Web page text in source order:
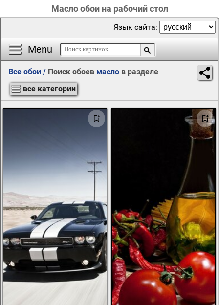
Масло обои на рабочий стол
Menu
Язык сайта:
Все обои / Поиск обоев масло в разделе
все категории